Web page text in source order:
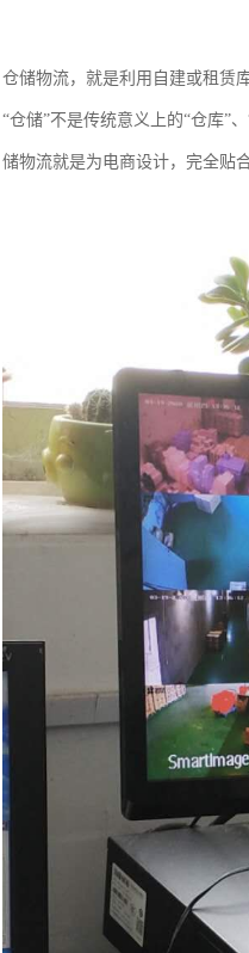
仓储物流，就是利用自建或租赁
“仓储”不是传统意义上的“仓库”
储物流就是为电商设计，完全贴